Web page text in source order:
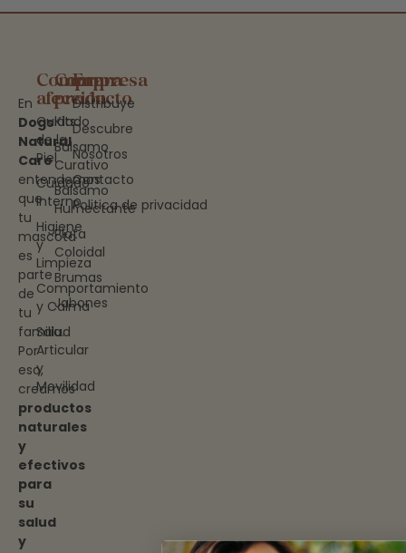
En
Dogs
Natural
Care
entendemos
que
tu
mascota
es
parte
de
tu
familia.
Por
eso,
creamos
productos
naturales
y
efectivos
para
su
salud
y
Compra
afección
Cuidado
de la
Piel
Cuidado
Interno
Higiene
y
Limpieza
Comportamiento
y Calma
Salud
Articular
y
Movilidad
Compra
producto
Kits
Bálsamo
Curativo
Bálsamo
Humectante
Plata
Coloidal
Brumas
Jabones
Empresa
Distribuye
Descubre
Nosotros
Contacto
Politica de privacidad